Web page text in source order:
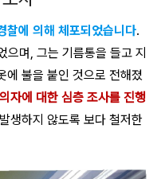
찰에 의해 체포되었습니다.
으며, 그는 기름통을 들고 지
에 불을 붙인 것으로 전해졌
자에 대한 심층 조사를 진행
생하지 않도록 보다 철저한